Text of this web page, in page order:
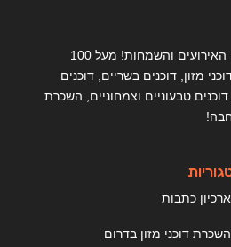
כל סוגי הדוכנים לכל סוגי האירועים והשמחות! מעל 100
מזון, דוכנים בשריים, דוכנים
טבעוניים וצמחוניים, השכרת
ארכיון כתבות
השכרת דוכני מזון בדרום